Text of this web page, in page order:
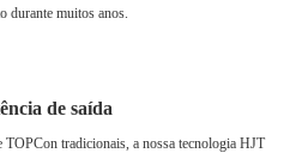
durante muitos anos.
de saída
tradicionais, a nossa tecnologia HJT